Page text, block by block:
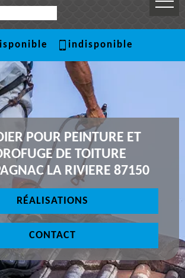
indisponible
POUR PEINTURE ET
DE TOITURE
LA RIVIERE 87150
RÉALISATIONS
CONTACT